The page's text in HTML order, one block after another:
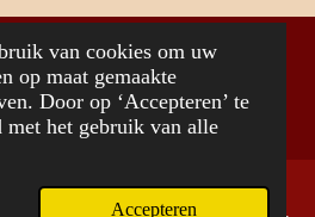
van cookies om uw
op maat gemaakte
Door op ‘Accepteren’ te
het gebruik van alle
Accepteren